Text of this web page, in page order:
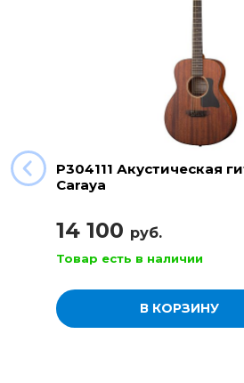
P304111 Акустическая
Caraya
14 100 руб.
Товар есть в наличии
В КОРЗИНУ